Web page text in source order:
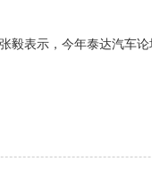
表示，今年泰达汽车论